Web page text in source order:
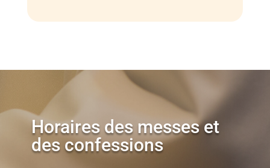
Horaires des messes et
des confessions